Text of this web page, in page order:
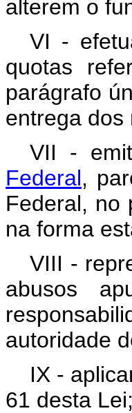
alterem o
VI -
quotas
parágrafo
entrega dos
VII -
Federal,
Federal, no
na forma
VIII -
abusos
autoridade
IX -
61 desta Lei;